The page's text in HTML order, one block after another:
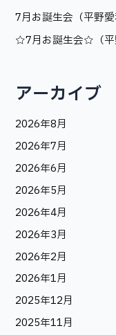
7月お誕生会（平野愛
☆7月お誕生会☆（平
アーカイブ
2026年8月
2026年7月
2026年6月
2026年5月
2026年4月
2026年3月
2026年2月
2026年1月
2025年12月
2025年11月